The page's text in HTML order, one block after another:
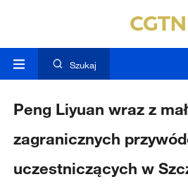
Szukaj
Peng Liyuan wraz z
zagranicznych
uczestniczących w